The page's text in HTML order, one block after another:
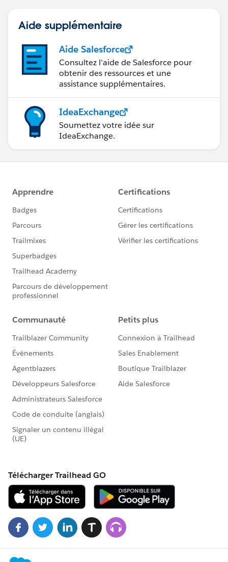
Aide supplémentaire
Aide Salesforce
Consultez l’aide de Salesforce pour
obtenir des ressources et une
assistance supplémentaires.
IdeaExchange
Soumettez votre idée sur
IdeaExchange.